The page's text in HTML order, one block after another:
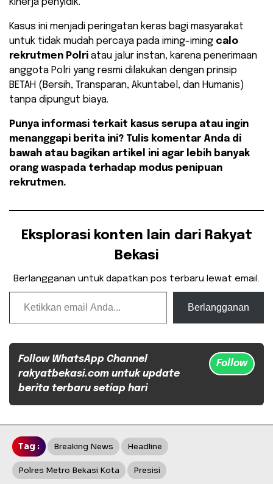
kinerja penyidik.
​Kasus ini menjadi peringatan keras bagi masyarakat
untuk tidak mudah percaya pada iming-iming calo
rekrutmen Polri atau jalur instan, karena penerimaan
anggota Polri yang resmi dilakukan dengan prinsip
BETAH (Bersih, Transparan, Akuntabel, dan Humanis)
tanpa dipungut biaya.
Punya informasi terkait kasus serupa atau ingin
menanggapi berita ini? Tulis komentar Anda di
bawah atau bagikan artikel ini agar lebih banyak
orang waspada terhadap modus penipuan
rekrutmen.
Eksplorasi konten lain dari Rakyat
Bekasi
Berlangganan untuk dapatkan pos terbaru lewat email.
Ketikkan email Anda...
Berlangganan
Follow WhatsApp Channel
rakyatbekasi.com untuk update
berita terbaru setiap hari
Follow
Tag : Breaking News Headline
Polres Metro Bekasi Kota Presisi